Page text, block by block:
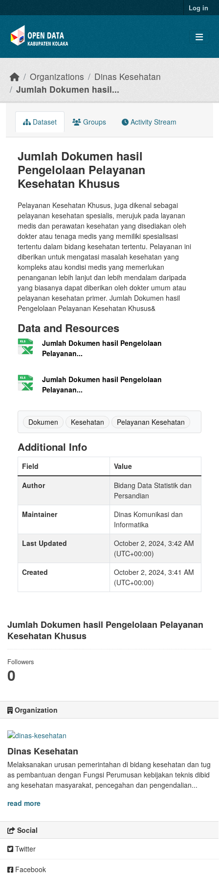
Log in
Organizations
Dinas Kesehatan
Jumlah Dokumen hasil...
Jumlah Dokumen hasil Pengelolaan Pelayanan
Kesehatan Khusus
Followers
0
Organization
Dinas Kesehatan
Melaksanakan urusan pemerintahan di bidang kesehatan dan tug
as pembantuan dengan Fungsi Perumusan kebijakan teknis dibid
ang kesehatan masyarakat, pencegahan dan pengendalian...
read more
Social
Twitter
Facebook
Dataset Groups Activity Stream
Jumlah Dokumen hasil
Pengelolaan Pelayanan
Kesehatan Khusus
Pelayanan Kesehatan Khusus, juga dikenal sebagai
pelayanan kesehatan spesialis, merujuk pada layanan
medis dan perawatan kesehatan yang disediakan oleh
dokter atau tenaga medis yang memiliki spesialisasi
tertentu dalam bidang kesehatan tertentu. Pelayanan ini
diberikan untuk mengatasi masalah kesehatan yang
kompleks atau kondisi medis yang memerlukan
penanganan lebih lanjut dan lebih mendalam daripada
yang biasanya dapat diberikan oleh dokter umum atau
pelayanan kesehatan primer. Jumlah Dokumen hasil
Pengelolaan Pelayanan Kesehatan Khusus&
Data and Resources
Jumlah Dokumen hasil Pengelolaan
Pelayanan...
Jumlah Dokumen hasil Pengelolaan
Pelayanan...
Dokumen Kesehatan Pelayanan Kesehatan
Additional Info
Field
Value
Author
Bidang Data Statistik dan
Persandian
Maintainer
Dinas Komunikasi dan
Informatika
Last Updated
October 2, 2024, 3:42 AM
(UTC+00:00)
Created
October 2, 2024, 3:41 AM
(UTC+00:00)